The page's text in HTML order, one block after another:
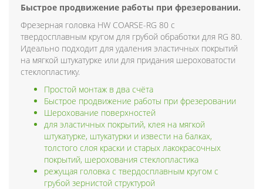
Быстрое продвижение работы при фрезеровании.
Фрезерная головка HW COARSE-RG 80 с
твердосплавным кругом для грубой обработки для RG 80.
Идеально подходит для удаления эластичных покрытий
на мягкой штукатурке или для придания шероховатости
стеклопластику.
Простой монтаж в два счёта
Быстрое продвижение работы при фрезеровании
Шерохование поверхностей
для эластичных покрытий, клея на мягкой
штукатурке, штукатурки и извести на балках,
толстого слоя краски и старых лакокрасочных
покрытий, шерохования стеклопластика
режущая головка с твердосплавным кругом с
грубой зернистой структурой